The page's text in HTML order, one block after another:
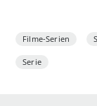
Filme-Serien
Serie